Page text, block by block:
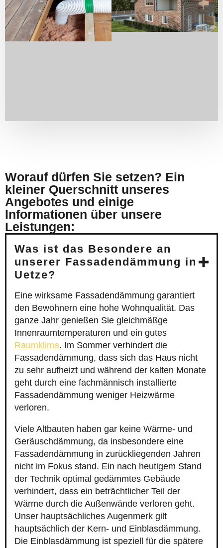
Worauf dürfen Sie setzen? Ein
kleiner Querschnitt unseres
Angebotes und einige
Informationen über unsere
Leistungen:
Was ist das Besondere an
unserer Fassadendämmung in
Uetze?
Eine wirksame Fassadendämmung garantiert
den Bewohnern eine hohe Wohnqualität. Das
ganze Jahr genießen Sie gleichmäßge
Innenraumtemperaturen und ein gutes
Raumklima. Im Sommer verhindert die
Fassadendämmung, dass sich das Haus nicht
zu sehr aufheizt und während der kalten Monate
geht durch eine fachmännisch installierte
Fassadendämmung weniger Heizwärme
verloren.
Viele Altbauten haben gar keine Wärme- und
Geräuschdämmung, da insbesondere eine
Fassadendämmung in zurückliegenden Jahren
nicht im Fokus stand. Ein nach heutigem Stand
der Technik optimal gedämmtes Gebäude
verhindert, dass ein beträchtlicher Teil der
Wärme durch die Außenwände verloren geht.
Unser hauptsächliches Augenmerk gilt
hauptsächlich der Kern- und Einblasdämmung.
Die Einblasdämmung ist speziell für die spätere